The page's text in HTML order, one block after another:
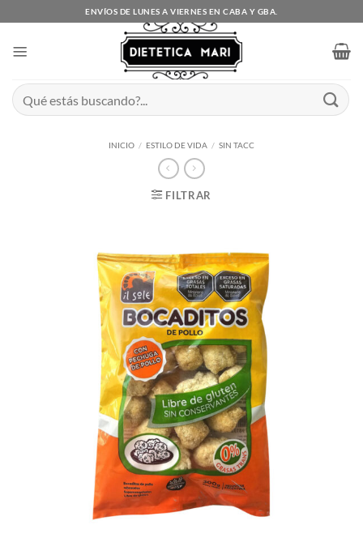
al
ENVÍOS DE LUNES A VIERNES EN CABA Y GBA.
Buscar
por:
INICIO / ESTILO DE VIDA / SIN TACC
FILTRAR